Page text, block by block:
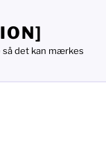
det kan mærkes